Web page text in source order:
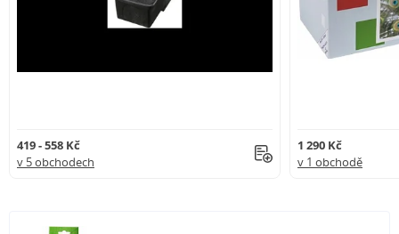
419 - 558 Kč
v 5 obchodech
1 290 Kč
v 1 obchodě